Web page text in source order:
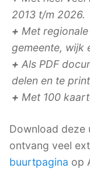
2013 t/m 2026.
+ Met
gemeente, wijk
+ Als PDF
delen en te
+ Met 100
Download deze
ontvang veel
buurtpagina op